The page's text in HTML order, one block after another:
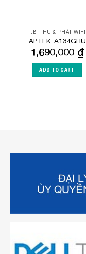
T.BI THU & PHÁT WIFI
APTEK .A134GHU
1,690,000 ₫
ADD TO CART